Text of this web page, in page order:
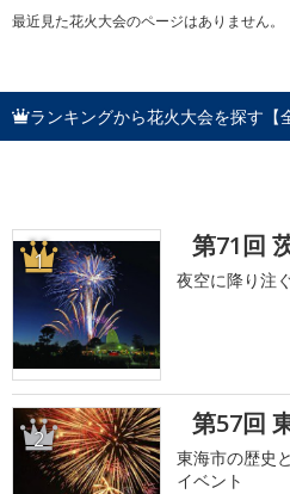
最近見た花火大会のページはありません。
ランキングから花火大会を探す【
1 第71回
夜空に降り注
2 第57回
東海市の歴史
イベント